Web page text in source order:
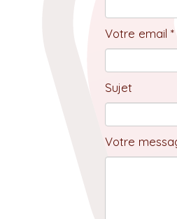
Votre email *
Sujet
Votre